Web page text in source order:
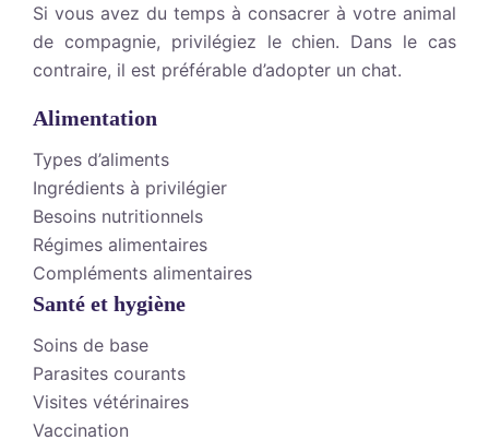
Si vous avez du temps à consacrer à votre animal
de compagnie, privilégiez le chien. Dans le cas
contraire, il est préférable d’adopter un chat.
Alimentation
Types d’aliments
Ingrédients à privilégier
Besoins nutritionnels
Régimes alimentaires
Compléments alimentaires
Santé et hygiène
Soins de base
Parasites courants
Visites vétérinaires
Vaccination